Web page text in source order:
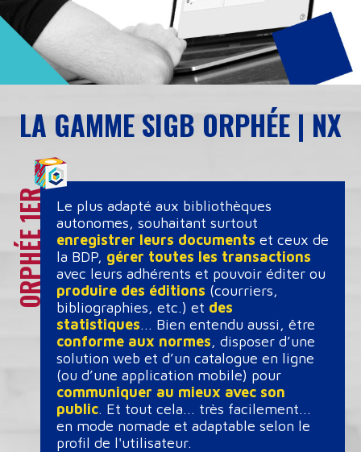
LA GAMME SIGB ORPHÉE | NX
Le plus adapté aux bibliothèques
autonomes, souhaitant surtout
enregistrer leurs documents et ceux de
la BDP, gérer toutes les transactions
avec leurs adhérents et pouvoir éditer ou
produire des éditions (courriers,
bibliographies, etc.) et des
statistiques... Bien entendu aussi, être
conforme aux normes, disposer d’une
solution web et d’un catalogue en ligne
(ou d’une application mobile) pour
communiquer au mieux avec son
public. Et tout cela... très facilement...
en mode nomade et adaptable selon le
profil de l'utilisateur.